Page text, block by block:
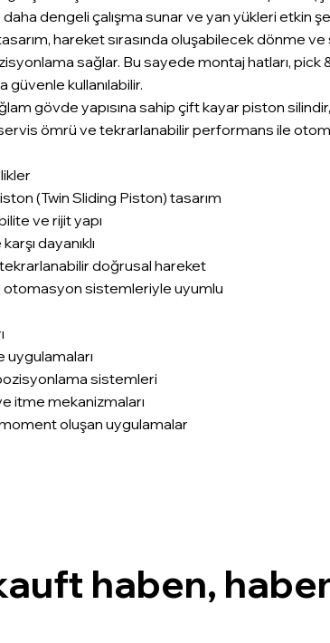
dengeli çalışma sunar ve yan yükleri etkin
hareket sırasında oluşabilecek dönme
sağlar. Bu sayede montaj hatları,
güvenle kullanılabilir.
gövde yapısına sahip çift kayar piston
ömrü ve tekrarlanabilir performans ile
(Twin Sliding Piston) tasarım
ve rijit yapı
dayanıklı
doğrusal hareket
sistemleriyle uyumlu
sistemleri
itme mekanizmaları
oluşan uygulamalar
haben,